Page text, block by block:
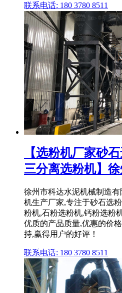
联系电话: 180 3780 8511
【选粉机厂家砂
三分离选粉机】徐
徐州市科达水泥机械制造
机生产厂家,专注于砂石选
粉机,石粉选粉机,钙粉选粉
优质的产品质量,优惠的价
持,赢得用户的好评！
联系电话: 180 3780 8511